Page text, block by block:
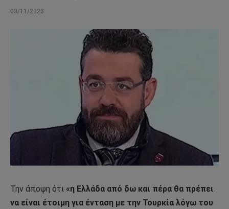
03/11/2023
Την άποψη ότι «η Ελλάδα από δω και πέρα θα πρέπει
να είναι έτοιμη για ένταση με την Τουρκία λόγω του